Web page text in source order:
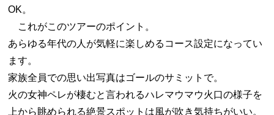
OK。
これがこのツアーのポイント。
あらゆる年代の人が気軽に楽しめるコース設定になってい
ます。
家族全員での思い出写真はゴールのサミットで。
火の女神ペレが棲むと言われるハレマウマウ火口の様子を
上から眺められる絶景スポットは風が吹き気持ちがいい。